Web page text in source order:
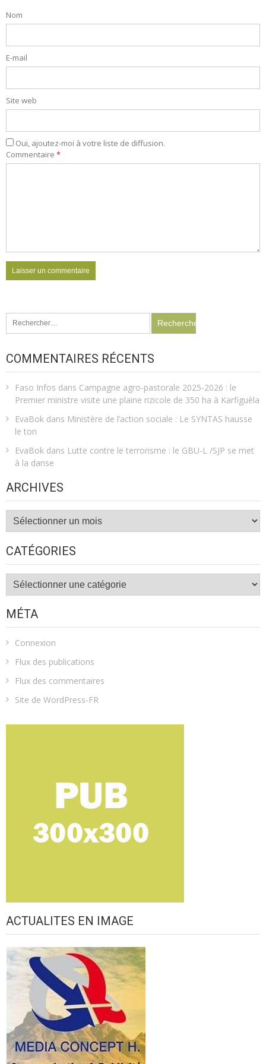
Nom
E-mail
Site web
Oui, ajoutez-moi à votre liste de diffusion.
Commentaire *
COMMENTAIRES RÉCENTS
Faso Infos dans Campagne agro-pastorale 2025-2026 : le
Premier ministre visite une plaine rizicole de 350 ha à Karfiguèla
EvaBok dans Ministère de l’action sociale : Le SYNTAS hausse
le ton
EvaBok dans Lutte contre le terrorisme : le GBU-L /SJP se met
à la danse
ARCHIVES
Archives
CATÉGORIES
Catégories
MÉTA
Connexion
Flux des publications
Flux des commentaires
Site de WordPress-FR
ACTUALITES EN IMAGE